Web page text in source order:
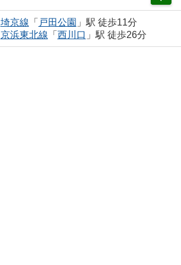
埼京線 「 戸田公園 」駅 徒歩11分
京浜東北線 「 西川口 」駅 徒歩26分